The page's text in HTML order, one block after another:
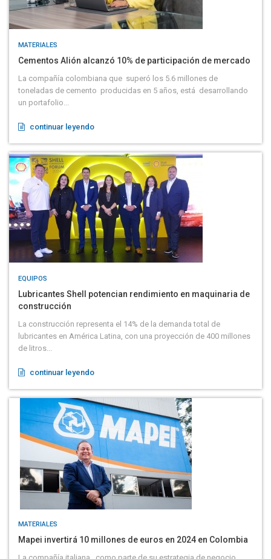
MATERIALES
Cementos Alión alcanzó 10% de participación de mercado
La compañía colombiana que superó los 5.6 millones de
toneladas de cemento producidas en 5 años, está desarrollando
un portafolio...
continuar leyendo
EQUIPOS
Lubricantes Shell potencian rendimiento en maquinaria de
construcción
La construcción representa el 14% de la demanda total de
lubricantes en América Latina, con una proyección de 400 millones
de litros...
continuar leyendo
MATERIALES
Mapei invertirá 10 millones de euros en 2024 en Colombia